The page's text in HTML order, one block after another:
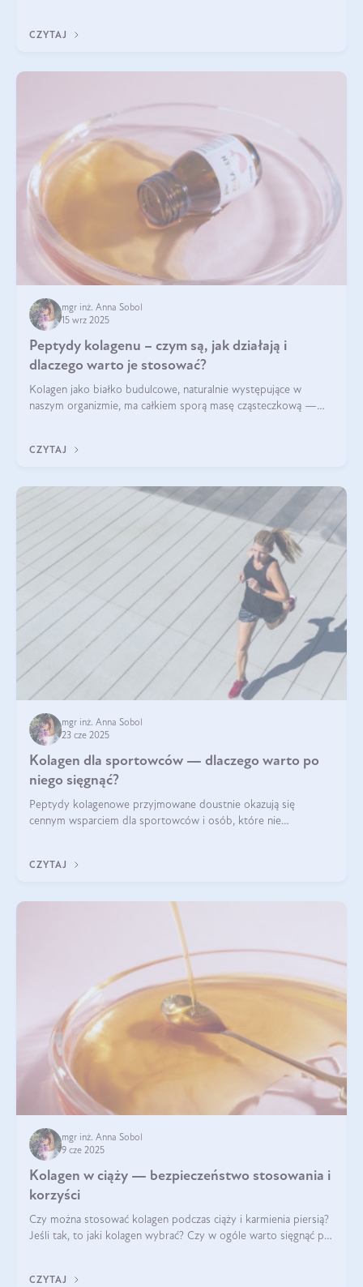
wysokiej jakości suplem
CZYTAJ
mgr inż. Anna Sobol
15 wrz 2025
Peptydy kolagenu – czym są, jak działają i
dlaczego warto je stosować?
Kolagen jako białko budulcowe, naturalnie występujące w
naszym organizmie, ma całkiem sporą masę cząsteczkową —
bardziej biodostępny
CZYTAJ
mgr inż. Anna Sobol
23 cze 2025
Kolagen dla sportowców — dlaczego warto po
niego sięgnąć?
Peptydy kolagenowe przyjmowane doustnie okazują się
cennym wsparciem dla sportowców i osób, które nie
CZYTAJ
mgr inż. Anna Sobol
9 cze 2025
Kolagen w ciąży — bezpieczeństwo stosowania i
korzyści
Czy można stosować kolagen podczas ciąży i karmienia piersią?
Jeśli tak, to jaki kolagen wybrać? Czy w ogóle warto sięgnąć po
CZYTAJ